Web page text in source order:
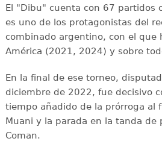
El "Dibu" cuenta con 67 partidos
es uno de los protagonistas del
combinado argentino, con el que
América (2021, 2024) y sobre
En la final de ese torneo,
diciembre de 2022, fue decisivo
tiempo añadido de la prórroga al
Muani y la parada en la tanda de
Coman.